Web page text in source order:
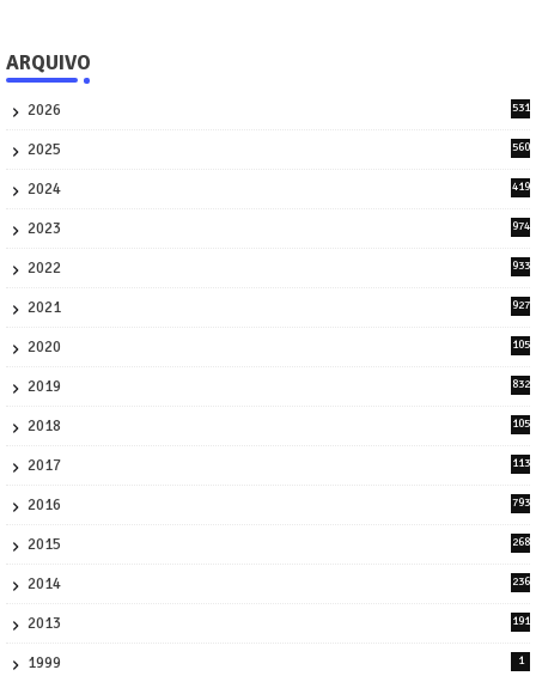
ARQUIVO
2026
531
2025
560
2024
419
2023
974
2022
933
2021
927
2020
105
2019
832
2018
105
2017
113
2016
793
2015
268
2014
236
2013
191
1999 1